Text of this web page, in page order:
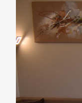
Če ste
3marana